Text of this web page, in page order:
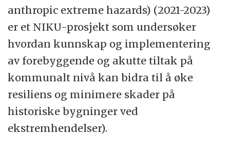
anthropic extreme hazards) (2021-2023)
er et NIKU-prosjekt som undersøker
hvordan kunnskap og implementering
av forebyggende og akutte tiltak på
kommunalt nivå kan bidra til å øke
resiliens og minimere skader på
historiske bygninger ved
ekstremhendelser).